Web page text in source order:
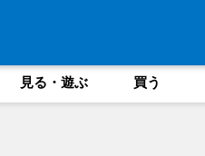
見る・遊ぶ 買う